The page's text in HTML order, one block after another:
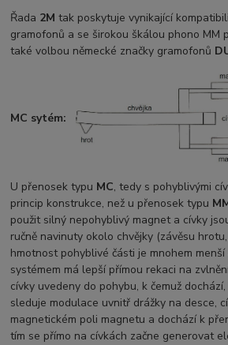
Řada 2Mtak poskytuje vynikající
gramofonů a se širokou škálou phono MM
také volbou německé značky gramofonů
MC sytém:
U přenosek typu MC, tedy s pohyblivými
princip konstrukce, než u přenosek typu
použit silný nepohyblivý magnet a cívky
ručně navinuty okolo chvějky (závěsu
hmotnost pohyblivé části je mnohem
systémem má lepší přímou rekaci na
cívky uvedeny do pohybu, k čemuž
sleduje modulace uvnitř drážky na desce,
magnetickém poli magnetu a dochází k
tím se přímo na cívkách začne generovat